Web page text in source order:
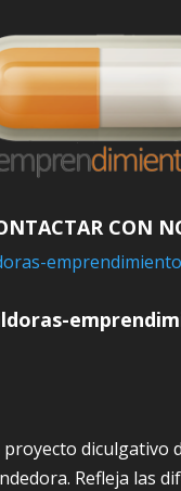
CON
proyecto diculgativo
Refleja las